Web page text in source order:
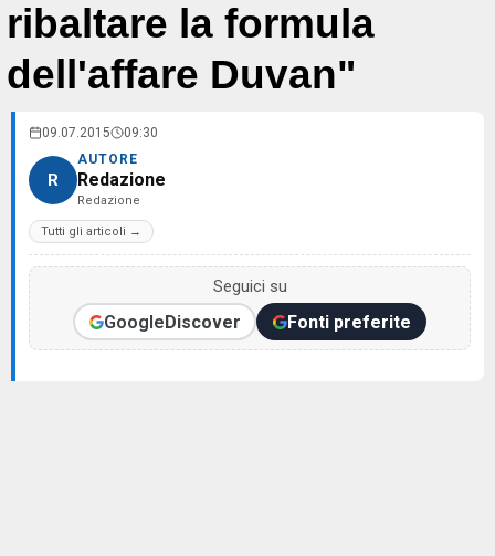
ribaltare la formula
dell'affare Duvan"
09.07.2015 09:30
R
AUTORE
Redazione
Redazione
Tutti gli articoli →
Seguici su
GoogleDiscover Fonti preferite